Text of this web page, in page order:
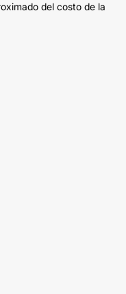
del costo de la